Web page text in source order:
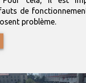
de
problème.